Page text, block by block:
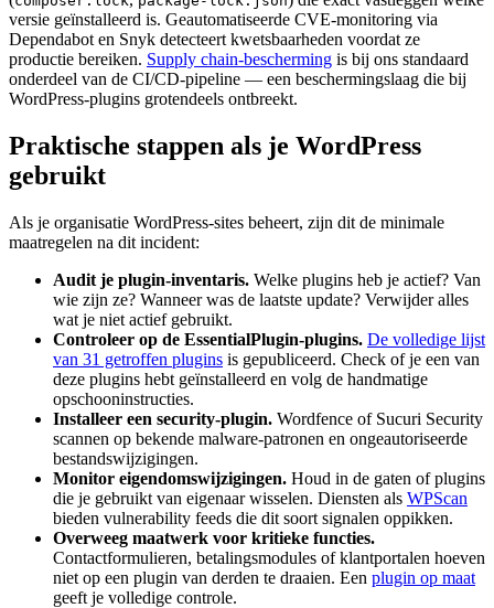
versie geïnstalleerd is. Geautomatiseerde CVE-monitoring via
Dependabot en Snyk detecteert kwetsbaarheden voordat ze
productie bereiken. Supply chain-bescherming is bij ons standaard
onderdeel van de CI/CD-pipeline — een beschermingslaag die bij
WordPress-plugins grotendeels ontbreekt.
Praktische stappen als je WordPress
gebruikt
Als je organisatie WordPress-sites beheert, zijn dit de minimale
maatregelen na dit incident:
Audit je plugin-inventaris. Welke plugins heb je actief? Van
wie zijn ze? Wanneer was de laatste update? Verwijder alles
wat je niet actief gebruikt.
Controleer op de EssentialPlugin-plugins. De volledige lijst
van 31 getroffen plugins is gepubliceerd. Check of je een van
deze plugins hebt geïnstalleerd en volg de handmatige
opschooninstructies.
Installeer een security-plugin. Wordfence of Sucuri Security
scannen op bekende malware-patronen en ongeautoriseerde
bestandswijzigingen.
Monitor eigendomswijzigingen. Houd in de gaten of plugins
die je gebruikt van eigenaar wisselen. Diensten als WPScan
bieden vulnerability feeds die dit soort signalen oppikken.
Overweeg maatwerk voor kritieke functies.
Contactformulieren, betalingsmodules of klantportalen hoeven
niet op een plugin van derden te draaien. Een plugin op maat
geeft je volledige controle.